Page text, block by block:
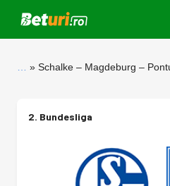
Schalke – Magdeburg –
2. Bundesliga